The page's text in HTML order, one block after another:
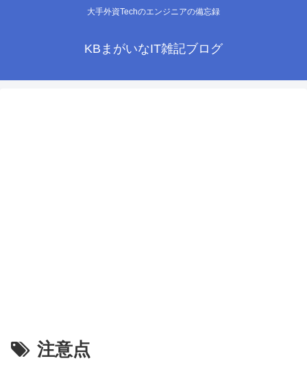
大手外資Techのエンジニアの備忘録
KBまがいなIT雑記ブログ
注意点